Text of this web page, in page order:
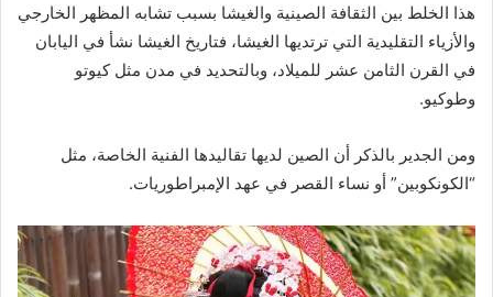
هذا الخلط بين الثقافة الصينية والغيشا بسبب تشابه المظهر الخارجي
والأزياء التقليدية التي ترتديها الغيشا، فتاريخ الغيشا نشأ في اليابان
في القرن الثامن عشر للميلاد، وبالتحديد في مدن مثل كيوتو
وطوكيو.
ومن الجدير بالذكر أن الصين لديها تقاليدها الفنية الخاصة، مثل
“الكونكوبين” أو نساء القصر في عهد الإمبراطوريات.